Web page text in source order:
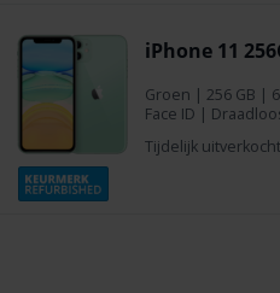
iPhone 11
Groen | 256 GB |
Face ID |
Tijdelijk uitverkocht